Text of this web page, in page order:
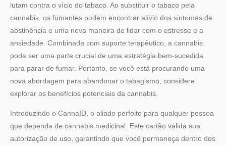
lutam contra o vício do tabaco. Ao substituir o tabaco pela
cannabis, os fumantes podem encontrar alívio dos sintomas de
abstinência e uma nova maneira de lidar com o estresse e a
ansiedade. Combinada com suporte terapêutico, a cannabis
pode ser uma parte crucial de uma estratégia bem-sucedida
para parar de fumar. Portanto, se você está procurando uma
nova abordagem para abandonar o tabagismo, considere
explorar os benefícios potenciais da cannabis.
Introduzindo o CannaID, o aliado perfeito para qualquer pessoa
que dependa de cannabis medicinal. Este cartão valida sua
autorização de uso, garantindo que você permaneça dentro dos